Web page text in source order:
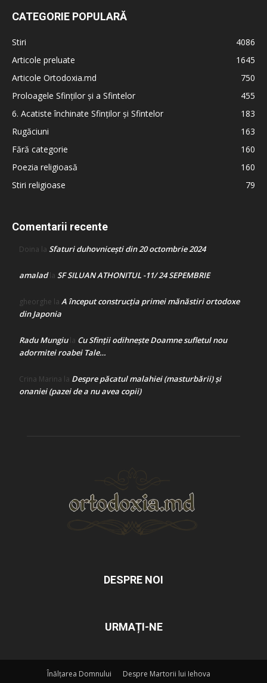
CATEGORIE POPULARĂ
Stiri
4086
Articole preluate
1645
Articole Ortodoxia.md
750
Proloagele Sfinților și a Sfintelor
455
6. Acatiste închinate Sfinților și Sfintelor
183
Rugăciuni
163
Fără categorie
160
Poezia religioasă
160
Stiri religioase
79
Comentarii recente
Doina la Sfaturi duhovnicești din 20 octombrie 2024
amaladla SF SILUAN ATHONITUL -11/ 24 SEPEMBRIE
gheorghe la A început construcţia primei mănăstiri ortodoxe
din Japonia
Radu Mungiula Cu Sfinții odihnește Doamne sufletul nou
adormitei roabei Tale…
Crina Marina la Despre păcatul malahiei (masturbării) şi
onaniei (pazei de a nu avea copii)
DESPRE NOI
URMAȚI-NE
Înălțarea Domnului
Despre Martorii lui Iehova